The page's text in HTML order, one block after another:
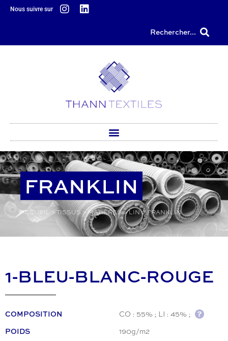
principal
Nous suivre sur
Rechercher...
FRANKLIN
ACCUEIL >TISSUS>MATIÈRES>LIN>FRANKLIN
1-BLEU-BLANC-ROUGE
COMPOSITION CO : 55% ; LI : 45% ;
POIDS 190g/m2